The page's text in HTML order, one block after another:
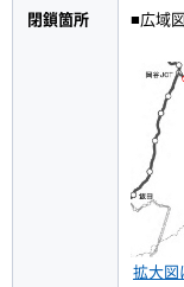
閉鎖箇所 ■広域図
拡大図